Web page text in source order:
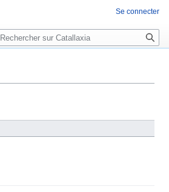
Se connecter
Rechercher